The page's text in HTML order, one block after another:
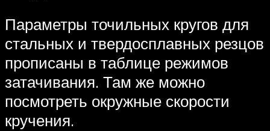
Параметры точильных кругов для
стальных и твердосплавных резцов
прописаны в таблице режимов
затачивания. Там же можно
посмотреть окружные скорости
кручения.